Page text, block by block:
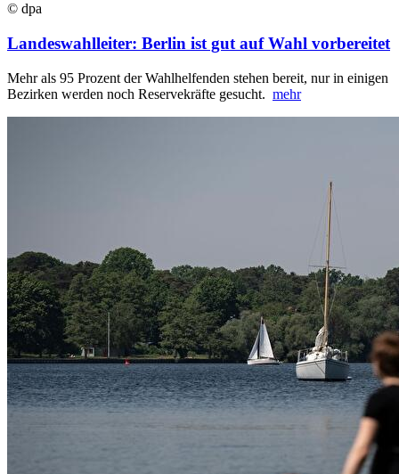
© dpa
Landeswahlleiter: Berlin ist gut auf Wahl vorbereitet
Mehr als 95 Prozent der Wahlhelfenden stehen bereit, nur in einigen
Bezirken werden noch Reservekräfte gesucht. mehr